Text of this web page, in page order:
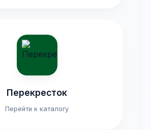
Перекресток
Перейти к каталогу